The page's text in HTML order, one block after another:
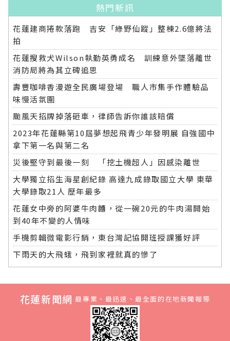
熱門新訊
花蓮建商捲款落跑 吉安「綠野仙蹤」整棟2.6億將法
拍
花蓮搜救犬Wilson執勤英勇成名 訓練意外墜落離世
消防局將為其立碑追思
壽豐咖啡香漫遊全民廣場登場 職人市集手作體驗品
味慢活氛圍
颱風天招牌掉落砸車，律師告訴你誰該賠償
2023年花蓮縣第10屆夢想起飛青少年發明展 自強國中
拿下第一名與第二名
災後堅守到最後一刻 「挖土機超人」因感染離世
大學獨立招生海星創紀錄 高達九成錄取國立大學 東華
大學錄取21人 歷年最多
花蓮女中旁的阿婆牛肉麵，從一碗20元的牛肉湯開始
到40年不變的人情味
手機剪輯微電影行銷，東台灣記協開班授課獲好評
下雨天的大飛蛾，飛到家裡就真的慘了
花蓮新聞網 最專業、最迅速、最全面的在地新聞報導